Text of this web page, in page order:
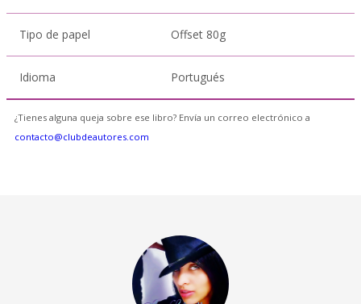
Tipo de papel Offset 80g
Idioma Portugués
¿Tienes alguna queja sobre ese libro? Envía un correo electrónico a
contacto@clubdeautores.com